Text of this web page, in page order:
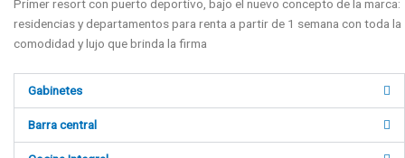
Primer resort con puerto deportivo, bajo el nuevo concepto de la marca:
residencias y departamentos para renta a partir de 1 semana con toda la
comodidad y lujo que brinda la firma
Gabinetes
Barra central